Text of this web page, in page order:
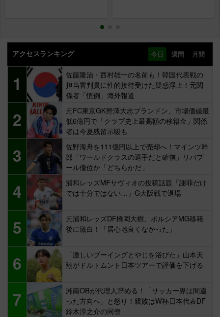
アクセスランキング 今日 週間 月間
1
佐藤隆治・西村雄一の名前も！韓国代表戦の
担当審判員に性的接待受けた疑惑浮上！元関
係者「慣例」海外報道
2
元FC東京GK野澤大志ブランドン、市場価値最
低6億円で「クラブ史上最高額の移籍金」関係
者は今夏残留示唆も
3
佐野海舟を111億円以上で売却へ！マインツ幹
部「ワールドクラスの選手だと確信」リバプ
ール優位か「どちらかだ」
4
浦和レッズMFサヴィオの投稿話題「謝罪だけ
では十分ではない…」G大阪戦で退場
5
元浦和レッズDF橋岡大樹、ボルシアMG移籍
後に激白！「居心地良くなかった」
6
「激しいブーイングとやじを浴びた」山本天
翔がドルトムント日本ツアーで評価を下げる
7
湘南OBが代理人辞める！「サッカー界は間違
った方向へ」と怒り！親族はW杯日本代表DF
鈴木淳之介の同僚